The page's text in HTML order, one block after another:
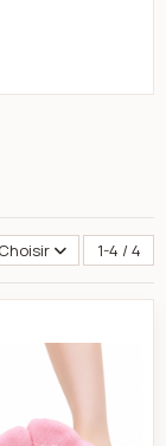
Choisir 1-4 / 4